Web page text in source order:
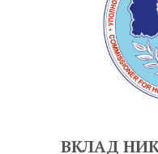
ВКЛАД